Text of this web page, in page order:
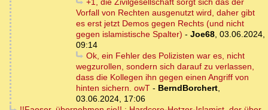
+1, die Zivilgesellschaft sorgt sich das der
Vorfall von Rechten ausgenutzt wird, daher gibt
es erst jetzt Demos gegen Rechts (und nicht
gegen islamistische Spalter) - Joe68, 03.06.2024,
09:14
Ok, ein Fehler des Polizisten war es, nicht
wegzurollen, sondern sich darauf zu verlassen,
dass die Kollegen ihn gegen einen Angriff von
hinten sichern. owT - BerndBorchert,
03.06.2024, 17:06